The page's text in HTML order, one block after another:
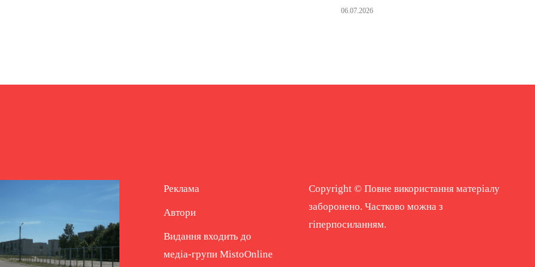
06.07.2026
Реклама
Автори
Видання входить до
медіа-групи MistoOnline
Copyright © Повне використання матеріалу
заборонено. Частково можна з
гіперпосиланням.